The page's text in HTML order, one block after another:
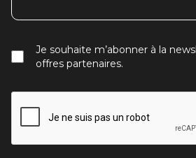
Je souhaite m’abonner à la
offres partenaires.